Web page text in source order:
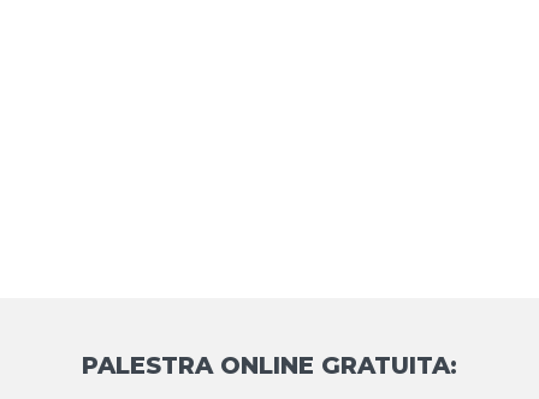
PALESTRA ONLINE GRATUITA: